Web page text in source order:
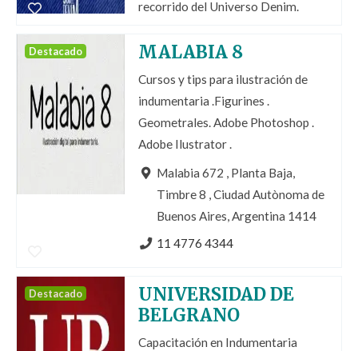
recorrido del Universo Denim.
MALABIA 8
Cursos y tips para ilustración de
indumentaria .Figurines .
Geometrales. Adobe Photoshop .
Adobe Ilustrator .
Malabia 672 , Planta Baja,
Timbre 8 , Ciudad Autònoma de
Buenos Aires, Argentina 1414
11 4776 4344
Destacado
UNIVERSIDAD DE
BELGRANO
Capacitación en Indumentaria
Destacado